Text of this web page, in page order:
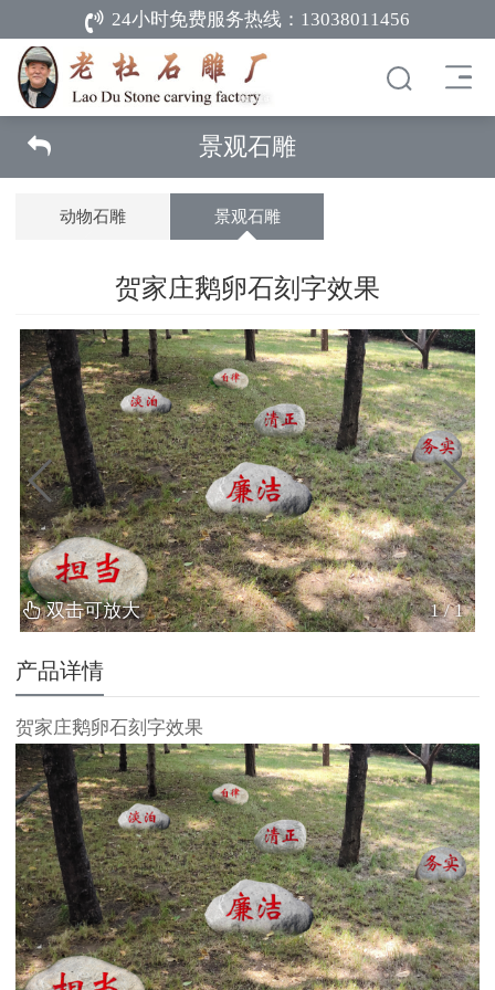
24小时免费服务热线： 13038011456
景观石雕
动物石雕 景观石雕
贺家庄鹅卵石刻字效果
1/1
双击可放大
产品详情
贺家庄鹅卵石刻字效果